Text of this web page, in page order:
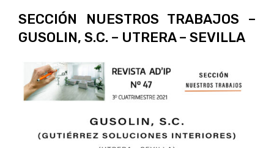
SECCIÓN NUESTROS TRABAJOS –
GUSOLIN, S.C. – UTRERA – SEVILLA